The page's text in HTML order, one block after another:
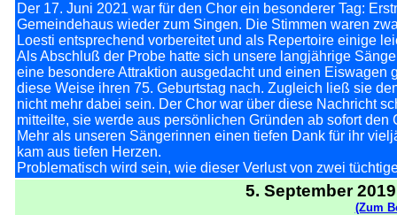
Der 17. Juni 2021 war für den Chor ein besonderer Tag:
Gemeindehaus wieder zum Singen. Die Stimmen waren
Loesti entsprechend vorbereitet und als Repertoire einige
Als Abschluß der Probe hatte sich unsere langjährige
eine besondere Attraktion ausgedacht und einen Eiswagen
diese Weise ihren 75. Geburtstag nach. Zugleich ließ sie
nicht mehr dabei sein. Der Chor war über diese Nachricht
mitteilte, sie werde aus persönlichen Gründen ab sofort
Mehr als unseren Sängerinnen einen tiefen Dank für ihr
kam aus tiefen Herzen.
Problematisch wird sein, wie dieser Verlust von zwei
5. September
(Zum